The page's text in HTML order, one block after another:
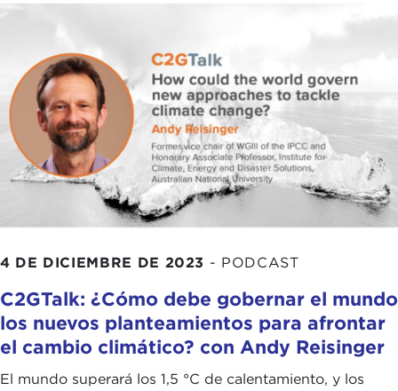
4 DE DICIEMBRE DE 2023 - PODCAST
C2GTalk: ¿Cómo debe gobernar el mundo
los nuevos planteamientos para afrontar
el cambio climático? con Andy Reisinger
El mundo superará los 1,5 °C de calentamiento, y los